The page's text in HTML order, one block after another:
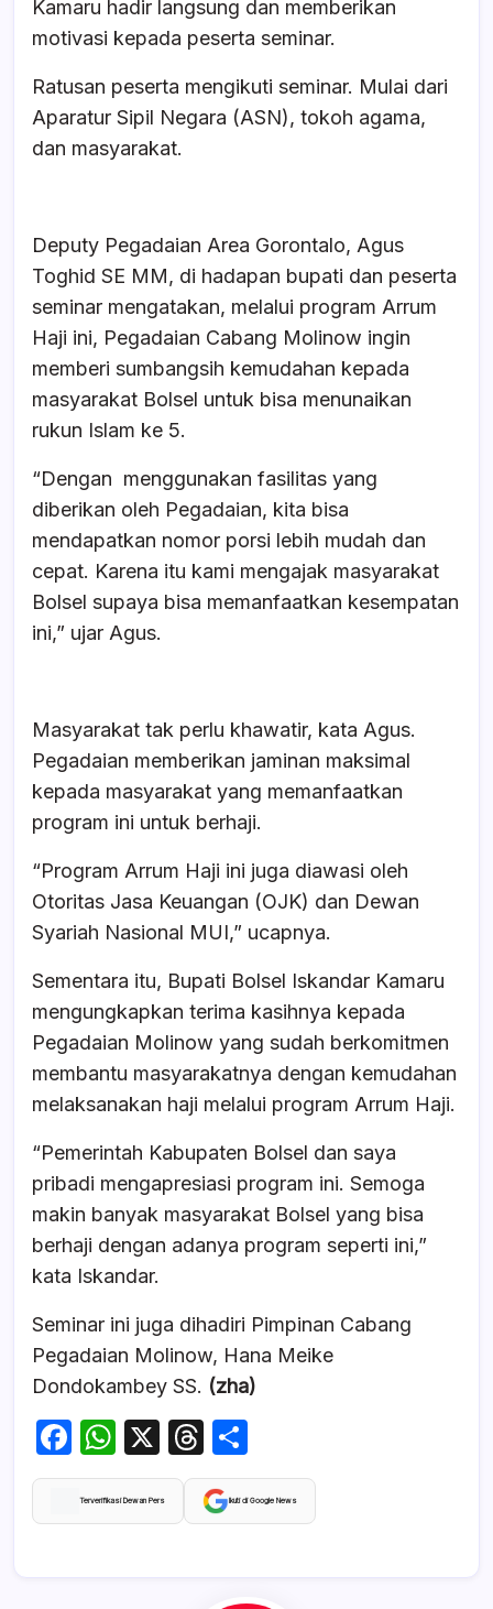
Kamaru hadir langsung dan memberikan
motivasi kepada peserta seminar.
Ratusan peserta mengikuti seminar. Mulai dari
Aparatur Sipil Negara (ASN), tokoh agama,
dan masyarakat.
Deputy Pegadaian Area Gorontalo, Agus
Toghid SE MM, di hadapan bupati dan peserta
seminar mengatakan, melalui program Arrum
Haji ini, Pegadaian Cabang Molinow ingin
memberi sumbangsih kemudahan kepada
masyarakat Bolsel untuk bisa menunaikan
rukun Islam ke 5.
“Dengan menggunakan fasilitas yang
diberikan oleh Pegadaian, kita bisa
mendapatkan nomor porsi lebih mudah dan
cepat. Karena itu kami mengajak masyarakat
Bolsel supaya bisa memanfaatkan kesempatan
ini,” ujar Agus.
Masyarakat tak perlu khawatir, kata Agus.
Pegadaian memberikan jaminan maksimal
kepada masyarakat yang memanfaatkan
program ini untuk berhaji.
“Program Arrum Haji ini juga diawasi oleh
Otoritas Jasa Keuangan (OJK) dan Dewan
Syariah Nasional MUI,” ucapnya.
Sementara itu, Bupati Bolsel Iskandar Kamaru
mengungkapkan terima kasihnya kepada
Pegadaian Molinow yang sudah berkomitmen
membantu masyarakatnya dengan kemudahan
melaksanakan haji melalui program Arrum Haji.
“Pemerintah Kabupaten Bolsel dan saya
pribadi mengapresiasi program ini. Semoga
makin banyak masyarakat Bolsel yang bisa
berhaji dengan adanya program seperti ini,”
kata Iskandar.
Seminar ini juga dihadiri Pimpinan Cabang
Pegadaian Molinow, Hana Meike
Dondokambey SS. (zha)
F
a
c
W
h
at
X
T
hr
e
h
ar
Terverifikasi Dewan Pers Ikuti di Google News